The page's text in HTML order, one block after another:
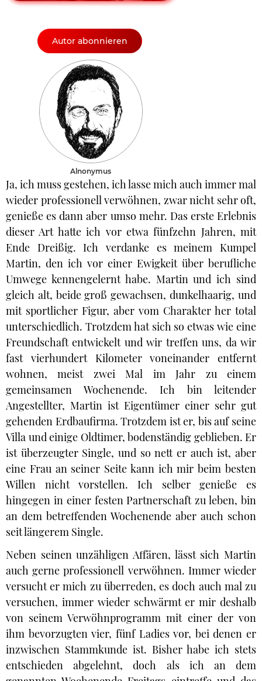
Autor abonnieren
Alnonymus
Ja, ich muss gestehen, ich lasse mich auch immer mal
wieder professionell verwöhnen, zwar nicht sehr oft,
genieße es dann aber umso mehr. Das erste Erlebnis
dieser Art hatte ich vor etwa fünfzehn Jahren, mit
Ende Dreißig. Ich verdanke es meinem Kumpel
Martin, den ich vor einer Ewigkeit über berufliche
Umwege kennengelernt habe. Martin und ich sind
gleich alt, beide groß gewachsen, dunkelhaarig, und
mit sportlicher Figur, aber vom Charakter her total
unterschiedlich. Trotzdem hat sich so etwas wie eine
Freundschaft entwickelt und wir treffen uns, da wir
fast vierhundert Kilometer voneinander entfernt
wohnen, meist zwei Mal im Jahr zu einem
gemeinsamen Wochenende. Ich bin leitender
Angestellter, Martin ist Eigentümer einer sehr gut
gehenden Erdbaufirma. Trotzdem ist er, bis auf seine
Villa und einige Oldtimer, bodenständig geblieben. Er
ist überzeugter Single, und so nett er auch ist, aber
eine Frau an seiner Seite kann ich mir beim besten
Willen nicht vorstellen. Ich selber genieße es
hingegen in einer festen Partnerschaft zu leben, bin
an dem betreffenden Wochenende aber auch schon
seit längerem Single.
Neben seinen unzähligen Affären, lässt sich Martin
auch gerne professionell verwöhnen. Immer wieder
versucht er mich zu überreden, es doch auch mal zu
versuchen, immer wieder schwärmt er mir deshalb
von seinem Verwöhnprogramm mit einer der von
ihm bevorzugten vier, fünf Ladies vor, bei denen er
inzwischen Stammkunde ist. Bisher habe ich stets
entschieden abgelehnt, doch als ich an dem